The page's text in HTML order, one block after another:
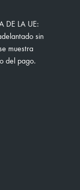
DE LA UE:
sin
muestra
del pago.